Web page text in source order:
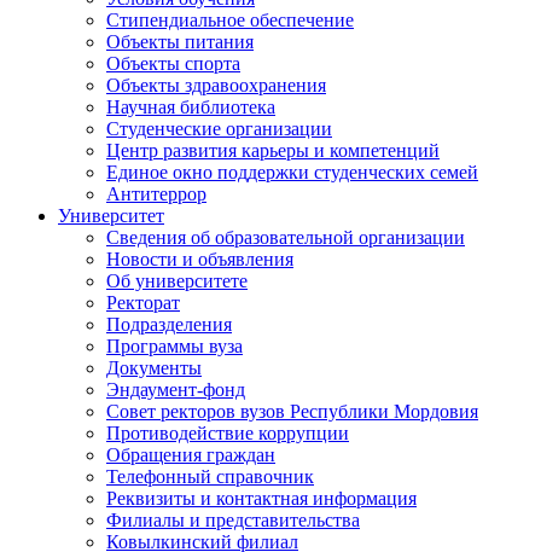
Стипендиальное обеспечение
Объекты питания
Объекты спорта
Объекты здравоохранения
Научная библиотека
Студенческие организации
Центр развития карьеры и компетенций
Единое окно поддержки студенческих семей
Антитеррор
Университет
Сведения об образовательной организации
Новости и объявления
Об университете
Ректорат
Подразделения
Программы вуза
Документы
Эндаумент-фонд
Совет ректоров вузов Республики Мордовия
Противодействие коррупции
Обращения граждан
Телефонный справочник
Реквизиты и контактная информация
Филиалы и представительства
Ковылкинский филиал